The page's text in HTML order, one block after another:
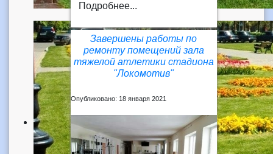
Подробнее...
Завершены работы по
ремонту помещений зала
тяжелой атлетики стадиона
"Локомотив"
Опубликовано: 18 января 2021